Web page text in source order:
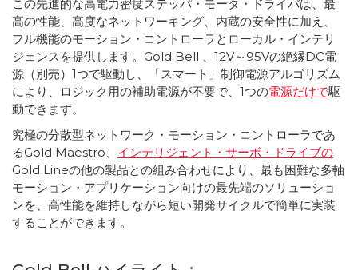
この先進的な高電力密度ステッパ・モータ・ドライバは、最
高の性能、高度なネットワーキング、内蔵の安全性に加え、
フル機能のモーション・コントローラとローカル・インテリ
ジェンスを提供します。Gold Bell 、12V～95Vの絶縁DC電
源（別売）1つで駆動し、「スマート」制御電源アルゴリズム
により、ロジック用の補助電源が不要で、1つの電源だけで駆
動できます。
究極の分散型ネットワーク・モーション・コントローラであ
るGold Maestro、 インテリジェント・サーボ・ドライブの
Gold Lineの他の製品との組み合わせにより、最も困難な多軸
モーション・アプリケーション向けの最先端のソリューショ
ンを、高性能を維持しながら短い開発サイクルで簡単に実装
することができます。